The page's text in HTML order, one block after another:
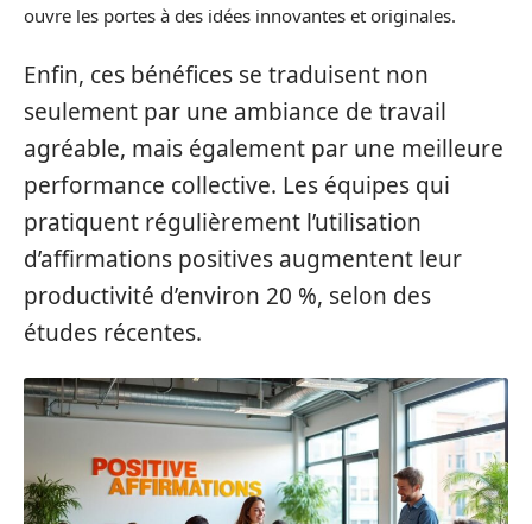
ouvre les portes à des idées innovantes et originales.
Enfin, ces bénéfices se traduisent non
seulement par une ambiance de travail
agréable, mais également par une meilleure
performance collective. Les équipes qui
pratiquent régulièrement l’utilisation
d’affirmations positives augmentent leur
productivité d’environ 20 %, selon des
études récentes.